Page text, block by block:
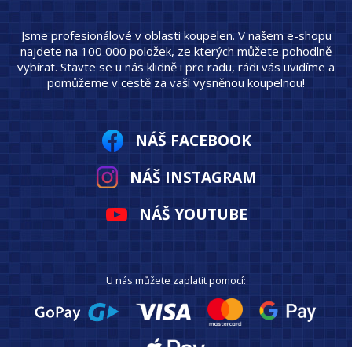
Jsme profesionálové v oblasti koupelen. V našem e-shopu
najdete na 100 000 položek, ze kterých můžete pohodlně
vybírat. Stavte se u nás klidně i pro radu, rádi vás uvidíme a
pomůžeme v cestě za vaší vysněnou koupelnou!
NÁŠ FACEBOOK
NÁŠ INSTAGRAM
NÁŠ YOUTUBE
U nás můžete zaplatit pomocí: